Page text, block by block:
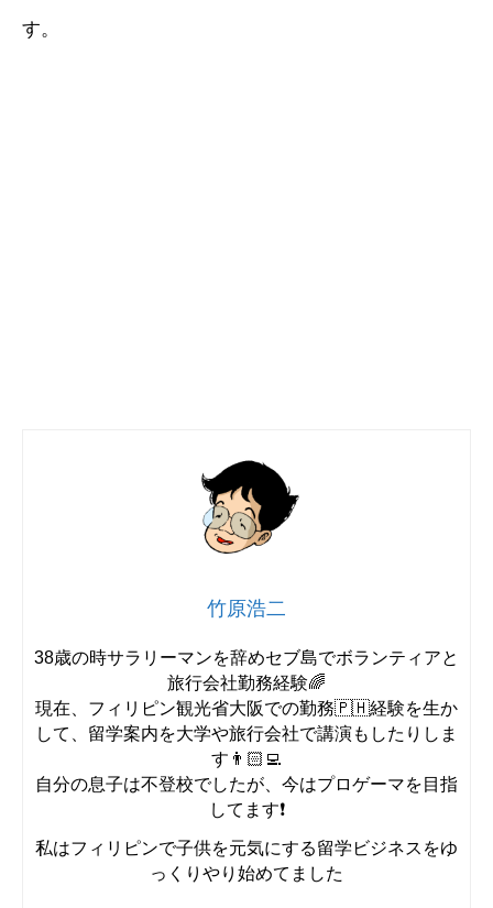
す。
竹原浩二
38歳の時サラリーマンを辞めセブ島でボランティアと
旅行会社勤務経験🌈
現在、フィリピン観光省大阪での勤務🇵🇭経験を生か
して、留学案内を大学や旅行会社で講演もしたりしま
す👨🏻‍💻
自分の息子は不登校でしたが、今はプロゲーマを目指
してます❗️
私はフィリピンで子供を元気にする留学ビジネスをゆ
っくりやり始めてました